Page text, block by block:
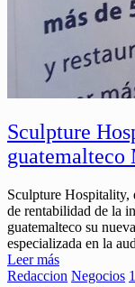
Sculpture
guatemalteco
Sculpture Hospitality,
de rentabilidad de la
guatemalteco su
especializada en la
Leer más
Redaccion Negocios